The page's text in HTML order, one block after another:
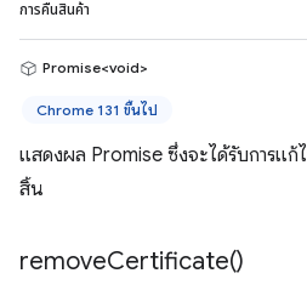
การคืนสินค้า
Promise<void>
Chrome 131 ขึ้นไป
แสดงผล Promise ซึ่งจะได้รับการแก้ไ
สิ้น
removeCertificate()